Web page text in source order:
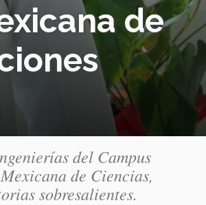
de
del Campus
de Ciencias,
sobresalientes.